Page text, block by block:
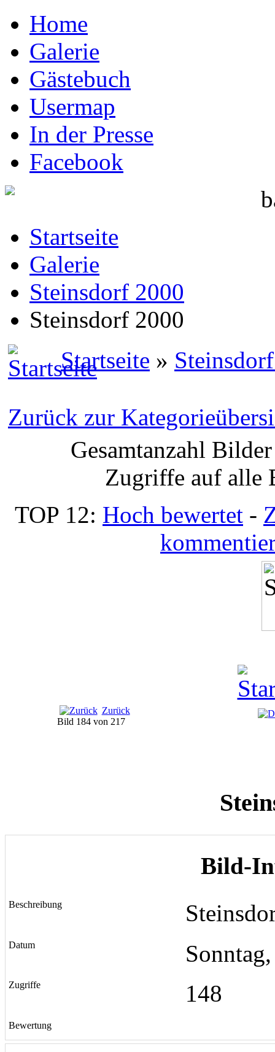
Home
Galerie
Gästebuch
Usermap
In der Presse
Facebook
Startseite
Galerie
Steinsdorf 2000
Steinsdorf 2000
Startseite »
Zurück zur
Gesamtanzahl
Zugriffe auf alle
TOP 12: Hoch bewertet -
Zurück
Bild 184 von 217
Bild-
Beschreibung
Datum
Zugriffe 148
Bewertung